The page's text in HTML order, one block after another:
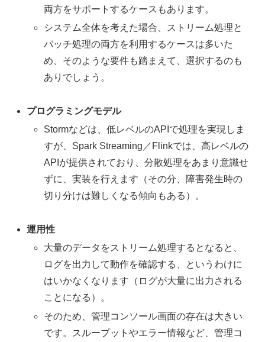
両方をサポートするケースもあります。
システム全体を考えた場合、ストリーム処理と
バッチ処理の両方を利用するケースは多いた
め、そのような要件も踏まえて、選択するのも
ありでしょう。
プログラミングモデル
Stormなどは、低レベルのAPIで処理を実現しま
すが、Spark Streaming／Flinkでは、高レベルの
APIが提供されており、分散処理をあまり意識せ
ずに、実装を行えます（その分、障害発生時の
切り分けは難しくなる傾向もある）。
運用性
大量のデータをストリーム処理するとなると、
ログを出力して動作を確認する、というわけに
はいかなくなります（ログが大量に出力される
ことになる）。
そのため、管理コンソール画面の存在は大きい
です。スループットやエラー情報など、管理コ